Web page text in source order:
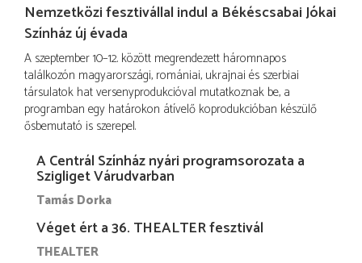
Nemzetközi fesztivállal indul a Békéscsabai Jókai
Színház új évada
A szeptember 10–12. között megrendezett háromnapos
találkozón magyarországi, romániai, ukrajnai és szerbiai
társulatok hat versenyprodukcióval mutatkoznak be, a
programban egy határokon átívelő koprodukcióban készülő
ősbemutató is szerepel.
A Centrál Színház nyári programsorozata a
Szigliget Várudvarban
Tamás Dorka
Véget ért a 36. THEALTER fesztivál
THEALTER